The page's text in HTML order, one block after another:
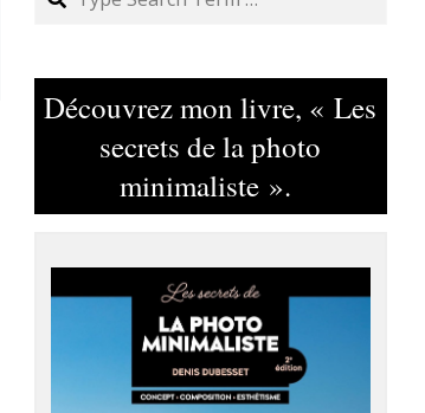
Découvrez mon livre, « Les
secrets de la photo
minimaliste ».